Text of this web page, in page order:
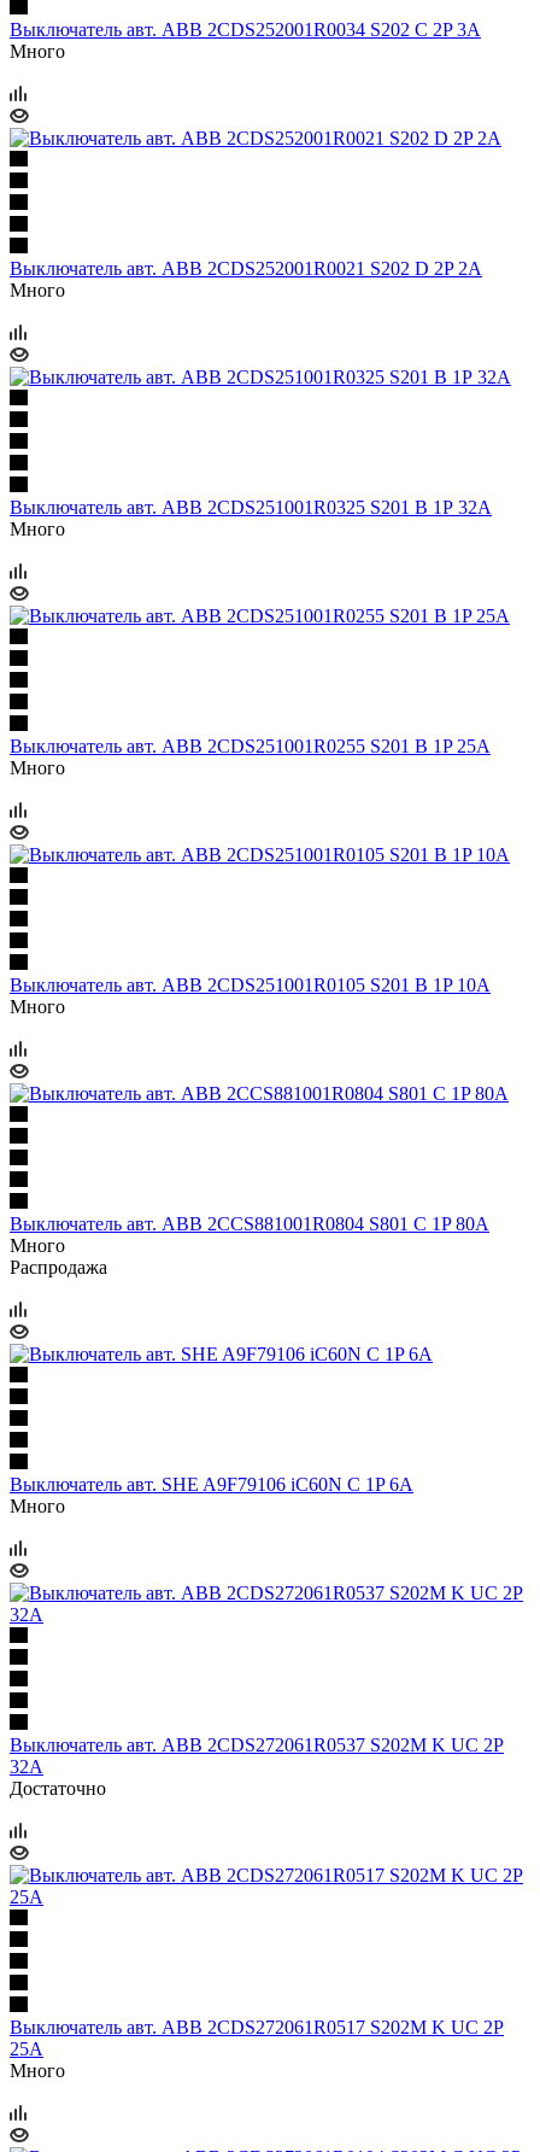
Выключатель авт. ABB 2CDS252001R0034 S202 C 2P 3A
Много
Выключатель авт. ABB 2CDS252001R0021 S202 D 2P 2A
Много
Выключатель авт. ABB 2CDS251001R0325 S201 B 1Р 32А
Много
Выключатель авт. ABB 2CDS251001R0255 S201 B 1P 25A
Много
Выключатель авт. ABB 2CDS251001R0105 S201 B 1P 10A
Много
Выключатель авт. ABB 2CCS881001R0804 S801 C 1P 80A
Много
Распродажа
Выключатель авт. SHE A9F79106 iC60N C 1P 6A
Много
Выключатель авт. ABB 2CDS272061R0537 S202М K UC 2P
32A
Достаточно
Выключатель авт. ABB 2CDS272061R0517 S202М K UC 2P
25A
Много